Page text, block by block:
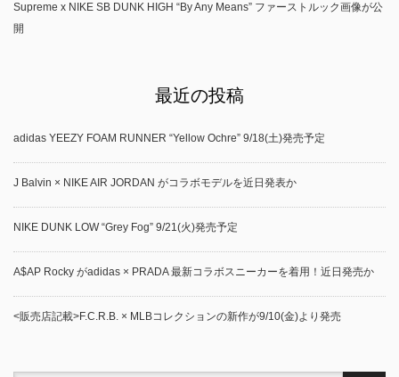
Supreme x NIKE SB DUNK HIGH “By Any Means” ファーストルック画像が公
開
最近の投稿
adidas YEEZY FOAM RUNNER “Yellow Ochre” 9/18(土)発売予定
J Balvin × NIKE AIR JORDAN がコラボモデルを近日発表か
NIKE DUNK LOW “Grey Fog” 9/21(火)発売予定
A$AP Rocky がadidas × PRADA 最新コラボスニーカーを着用！近日発売か
<販売店記載>F.C.R.B. × MLBコレクションの新作が9/10(金)より発売